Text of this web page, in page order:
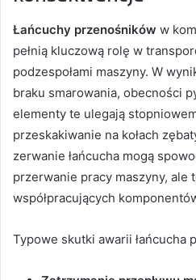
Łańcuchy przenośników w
pełnią kluczową rolę w
podzespołami maszyny. W
braku smarowania, obecności
elementy te ulegają
przeskakiwanie na kołach
zerwanie łańcucha mogą
przerwanie pracy maszyny, ale
współpracujących
Typowe skutki awarii łańcucha